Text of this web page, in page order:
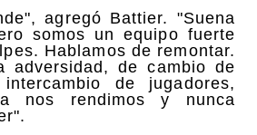
agregó Battier. "Suena
somos un equipo fuerte
Hablamos de remontar.
adversidad, de cambio de
de jugadores,
nos rendimos y nunca